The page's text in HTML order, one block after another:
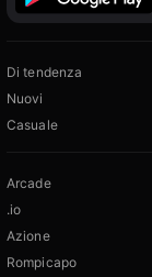
Di tendenza
Nuovi
Casuale
Arcade
.io
Azione
Rompicapo